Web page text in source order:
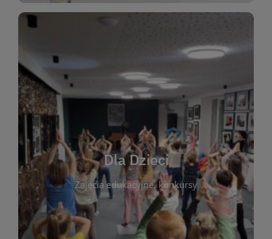
Dla Dzieci
Zajęcia edukacyjne, konkursy
czytelnikach i ich rodzicach. Znajdziesz tu
informacje o zajęciach edukacyjnych, konkursach
plastycznych i spotkaniach z autorami książek dla
dzieci. Biblioteka oferuje bogaty wybór bajek,
opowiadań i lektur szkolnych, a także przyjazny
kącik do wspólnego czytania. Pragniemy
rozbudzać miłość do książek od najmłodszych lat.
Zapraszamy do wspólnej zabawy i odkrywania
świata literatury!
WIĘCEJ